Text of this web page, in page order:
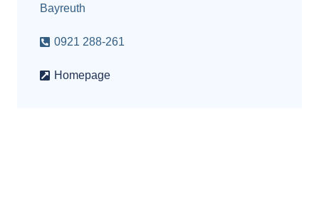
Bayreuth
0921 288-261
Homepage